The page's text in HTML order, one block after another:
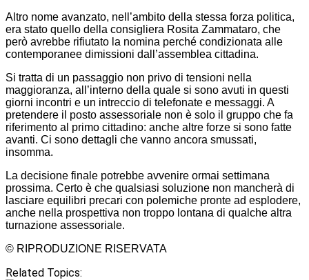
Altro nome avanzato, nell’ambito della stessa forza politica,
era stato quello della consigliera Rosita Zammataro, che
però avrebbe rifiutato la nomina perché condizionata alle
contemporanee dimissioni dall’assemblea cittadina.
Si tratta di un passaggio non privo di tensioni nella
maggioranza, all’interno della quale si sono avuti in questi
giorni incontri e un intreccio di telefonate e messaggi. A
pretendere il posto assessoriale non è solo il gruppo che fa
riferimento al primo cittadino: anche altre forze si sono fatte
avanti. Ci sono dettagli che vanno ancora smussati,
insomma.
La decisione finale potrebbe avvenire ormai settimana
prossima. Certo è che qualsiasi soluzione non mancherà di
lasciare equilibri precari con polemiche pronte ad esplodere,
anche nella prospettiva non troppo lontana di qualche altra
turnazione assessoriale.
© RIPRODUZIONE RISERVATA
Related Topics: